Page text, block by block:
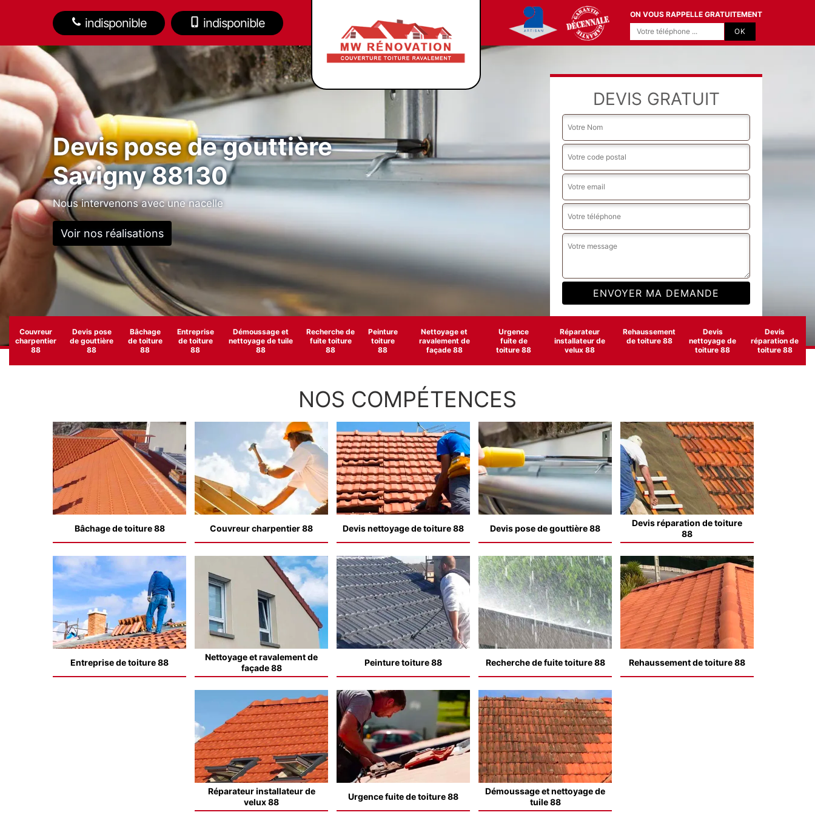
indisponible indisponible
ON VOUS RAPPELLE GRATUITEMENT
Devis pose de gouttière
Savigny 88130
Nous intervenons avec une nacelle
Voir nos réalisations
DEVIS GRATUIT
Couvreur
charpentier
88
Devis pose
de gouttière
88
Bâchage
de toiture
88
Entreprise
de toiture
88
Démoussage et
nettoyage de tuile
88
Recherche de
fuite toiture
88
Peinture
toiture
88
Nettoyage et
ravalement de
façade 88
Urgence
fuite de
toiture 88
Réparateur
installateur de
velux 88
Rehaussement
de toiture 88
Devis
nettoyage de
toiture 88
Devis
réparation de
toiture 88
NOS COMPÉTENCES
Bâchage de toiture 88 Couvreur charpentier 88 Devis nettoyage de toiture 88 Devis pose de gouttière 88
Devis réparation de toiture
88
Entreprise de toiture 88
Nettoyage et ravalement de
façade 88
Peinture toiture 88 Recherche de fuite toiture 88 Rehaussement de toiture 88
Réparateur installateur de
velux 88
Urgence fuite de toiture 88
Démoussage et nettoyage de
tuile 88